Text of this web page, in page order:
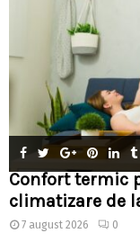
Confort termic
climatizare de
7 august 2026 0